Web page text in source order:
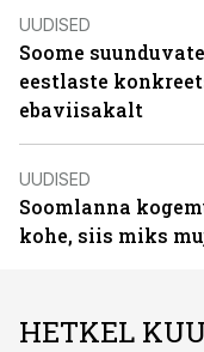
UUDISED
Soome
eestlaste
ebaviisakalt
UUDISED
Soomlanna
kohe, siis miks
HETKEL